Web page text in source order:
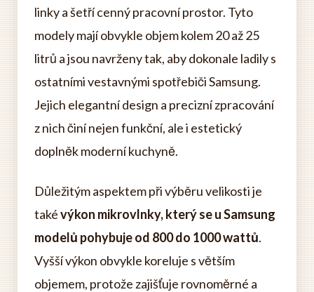
linky a šetří cenný pracovní prostor. Tyto
modely mají obvykle objem kolem 20 až 25
litrů a jsou navrženy tak, aby dokonale ladily s
ostatními vestavnými spotřebiči Samsung.
Jejich elegantní design a precizní zpracování
z nich činí nejen funkční, ale i estetický
doplněk moderní kuchyně.
Důležitým aspektem při výběru velikosti je
takévýkon mikrovlnky, který se u Samsung
modelů pohybuje od 800 do 1000 wattů.
Vyšší výkon obvykle koreluje s větším
objemem, protože zajišťuje rovnoměrné a